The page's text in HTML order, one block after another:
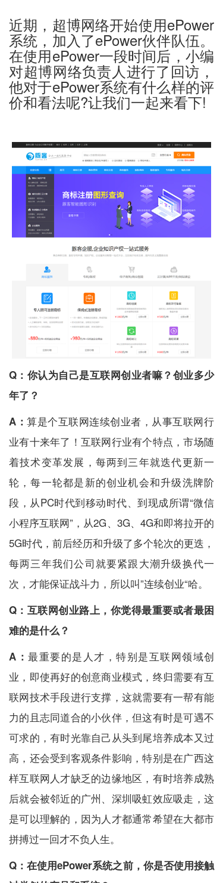
近期，超博网络开始使用ePower
系统，加入了ePower伙伴队伍。
在使用ePower一段时间后，小编
对超博网络负责人进行了回访，
他对于ePower系统有什么样的评
价和看法呢?让我们一起来看下!
Q： 你认为自己是互联网创业者嘛？创业多少
年了？
A：算是个互联网连续创业者，从事互联网行
业有十来年了！互联网行业有个特点，市场随
着技术变革发展，每两到三年就迭代更新一
轮，每一轮都是新的创业机会和升级洗牌阶
段，从PC时代到移动时代、到现成所谓“微信
小程序互联网”，从2G、3G、4G和即将拉开的
5G时代，前后经历和升级了多个轮次的更迭，
每两三年我们公司就要紧跟大潮升级换代一
次，才能保证战斗力，所以叫”连续创业“哈。
Q： 互联网创业路上，你觉得最重要或者最困
难的是什么？
A： 最重要的是人才，特别是互联网领域创
业，即使再好的创意商业模式，终归需要有互
联网技术手段进行支撑，这就需要有一帮有能
力的且志同道合的小伙伴，但这有时是可遇不
可求的，有时光靠自己从头到尾培养成本又过
高，还会受到客观条件影响，特别是在广西这
样互联网人才缺乏的边缘地区，有时培养成熟
后就会被邻近的广州、深圳吸虹效应吸走，这
是可以理解的，因为人才都通常希望在大都市
拼搏过一回才不负人生。
Q：在使用ePower系统之前，你是否使用接触